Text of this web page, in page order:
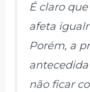
É claro
afeta
Porém, a
antecedida
não ficar